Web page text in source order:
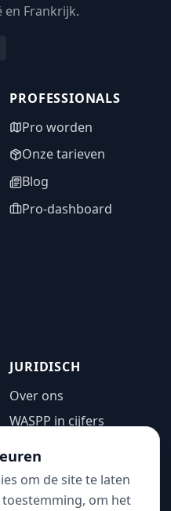
en Frankrijk.
PROFESSIONALS
Pro worden
Onze tarieven
Blog
Pro-dashboard
JURIDISCH
Over ons
WASPP in cijfers
Privacybeleid
Gebruiksvoorwaarden
om de site te laten
om het